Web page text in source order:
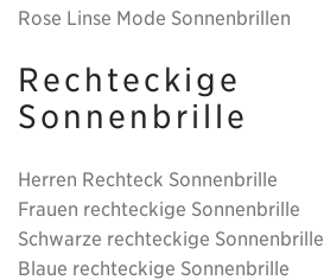
Rose Linse Mode Sonnenbrillen
Rechteckige
Sonnenbrille
Herren Rechteck Sonnenbrille
Frauen rechteckige Sonnenbrille
Schwarze rechteckige Sonnenbrille
Blaue rechteckige Sonnenbrille